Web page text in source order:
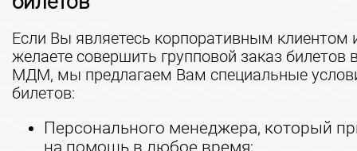
Если Вы являетесь корпоративным клиентом
желаете совершить групповой заказ билетов
МДМ, мы предлагаем Вам специальные
билетов:
Персонального менеджера, который
на помощь в любое время;